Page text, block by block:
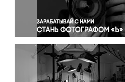
Правосудие
Происшествия и конфликты
Религия
Светская жизнь
Спорт
Экология
Экономика и бизнес